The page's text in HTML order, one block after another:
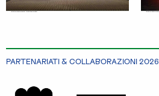
PARTENARIATI & COLLABORAZIONI 2026